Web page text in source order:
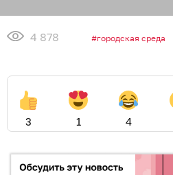
4 878 городская среда
3 1 4